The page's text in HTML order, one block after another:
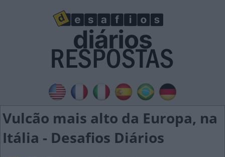
Vulcão mais alto da Europa, na
Itália - Desafios Diários